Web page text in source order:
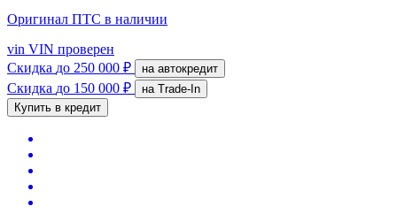
Оригинал ПТС в наличии
vin VIN проверен
Скидка до 250 000 ₽ на автокредит
Скидка до 150 000 ₽
на Trade-In
Купить в кредит